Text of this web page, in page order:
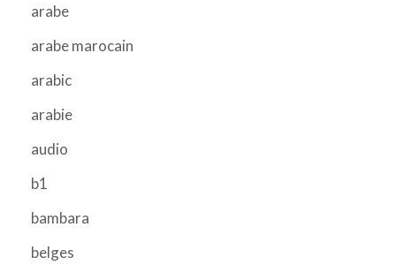
arabe
arabe marocain
arabic
arabie
audio
b1
bambara
belges